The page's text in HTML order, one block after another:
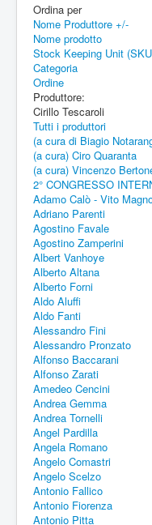
Ordina per
Nome Produttore +/-
Nome prodotto
Stock Keeping Unit
Categoria
Ordine
Produttore:
Cirillo Tescaroli
Tutti i produttori
(a cura di Biagio
(a cura) Ciro Quaranta
(a cura) Vincenzo
2° CONGRESSO
Adamo Calò - Vito
Adriano Parenti
Agostino Favale
Agostino Zamperini
Albert Vanhoye
Alberto Altana
Alberto Forni
Aldo Aluffi
Aldo Fanti
Alessandro Fini
Alessandro Pronzato
Alfonso Baccarani
Alfonso Zarati
Amedeo Cencini
Andrea Gemma
Andrea Tornelli
Angel Pardilla
Angela Romano
Angelo Comastri
Angelo Scelzo
Antonio Fallico
Antonio Fiorenza
Antonio Pitta